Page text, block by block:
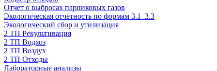
Отчет о выбросах парниковых газов
Экологическая отчетность по формам 3.1–3.3
Экологический сбор и утилизация
2 ТП Рекультивация
2 ТП Водхоз
2 ТП Воздух
2 ТП Отходы
Лабораторные анализы